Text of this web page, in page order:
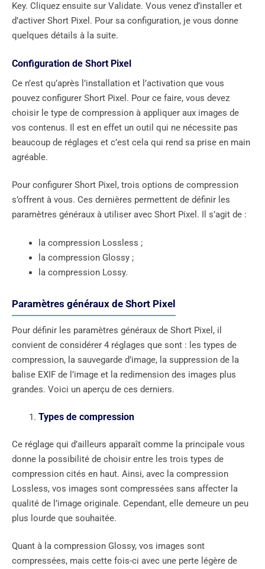
Key. Cliquez ensuite sur Validate. Vous venez d’installer et
d’activer Short Pixel. Pour sa configuration, je vous donne
quelques détails à la suite.
Configuration de Short Pixel
Ce n’est qu’après l’installation et l’activation que vous
pouvez configurer Short Pixel. Pour ce faire, vous devez
choisir le type de compression à appliquer aux images de
vos contenus. Il est en effet un outil qui ne nécessite pas
beaucoup de réglages et c’est cela qui rend sa prise en main
agréable.
Pour configurer Short Pixel, trois options de compression
s’offrent à vous. Ces dernières permettent de définir les
paramètres généraux à utiliser avec Short Pixel. Il s’agit de :
la compression Lossless ;
la compression Glossy ;
la compression Lossy.
Paramètres généraux de Short Pixel
Pour définir les paramètres généraux de Short Pixel, il
convient de considérer 4 réglages que sont : les types de
compression, la sauvegarde d’image, la suppression de la
balise EXIF de l’image et la redimension des images plus
grandes. Voici un aperçu de ces derniers.
Types de compression
Ce réglage qui d’ailleurs apparaît comme la principale vous
donne la possibilité de choisir entre les trois types de
compression cités en haut. Ainsi, avec la compression
Lossless, vos images sont compressées sans affecter la
qualité de l’image originale. Cependant, elle demeure un peu
plus lourde que souhaitée.
Quant à la compression Glossy, vos images sont
compressées, mais cette fois-ci avec une perte légère de